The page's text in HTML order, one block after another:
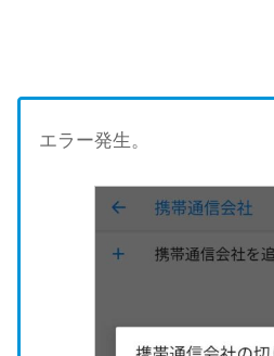
エラー発生。